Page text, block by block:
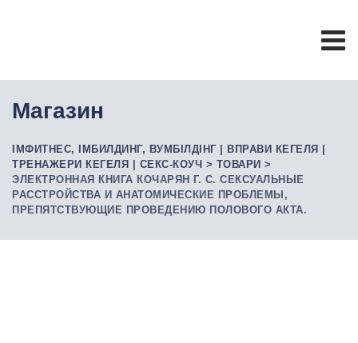
Магазин
ІМФИТНЕС, ІМБИЛДИНГ, ВУМБІЛДІНГ | ВПРАВИ КЕГЕЛЯ |
ТРЕНАЖЕРИ КЕГЕЛЯ | СЕКС-КОУЧ > ТОВАРИ >
ЭЛЕКТРОННАЯ КНИГА КОЧАРЯН Г. С. СЕКСУАЛЬНЫЕ
РАССТРОЙСТВА И АНАТОМИЧЕСКИЕ ПРОБЛЕМЫ,
ПРЕПЯТСТВУЮЩИЕ ПРОВЕДЕНИЮ ПОЛОВОГО АКТА.